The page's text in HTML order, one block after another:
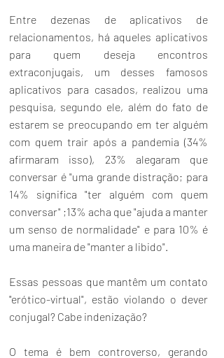
Entre dezenas de aplicativos de
relacionamentos, há aqueles aplicativos
para quem deseja encontros
extraconjugais, um desses famosos
aplicativos para casados, realizou uma
pesquisa, segundo ele, além do fato de
estarem se preocupando em ter alguém
com quem trair após a pandemia (34%
afirmaram isso), 23% alegaram que
conversar é "uma grande distração; para
14% significa "ter alguém com quem
conversar" ;13% acha que "ajuda a manter
um senso de normalidade" e para 10% é
uma maneira de "manter a libido".
Essas pessoas que mantêm um contato
"erótico-virtual", estão violando o dever
conjugal? Cabe indenização?
O tema é bem controverso, gerando